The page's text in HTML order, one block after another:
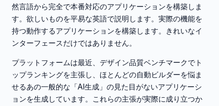
然言語から完全で本番対応のアプリケーションを構築しま
す。欲しいものを平易な英語で説明します。実際の機能を
持つ動作するアプリケーションを構築します。きれいなイ
ンターフェースだけではありません。
プラットフォームは最近、デザイン品質ベンチマークでト
ップランキングを主張し、ほとんどの自動ビルダーを悩ま
せるあの一般的な「AI生成」の見た目がないアプリケーシ
ョンを生成しています。これらの主張が実際に成り立つか